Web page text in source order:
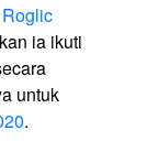
ia ikuti
untuk
.